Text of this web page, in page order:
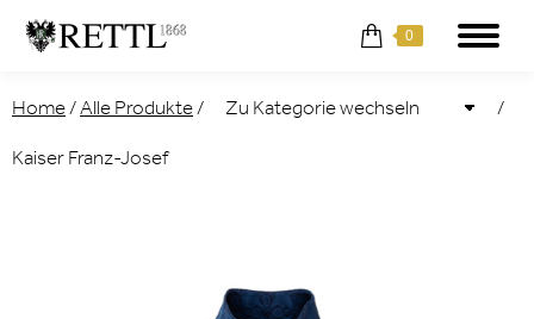
0
Home / Alle Produkte / /
Kaiser Franz-Josef